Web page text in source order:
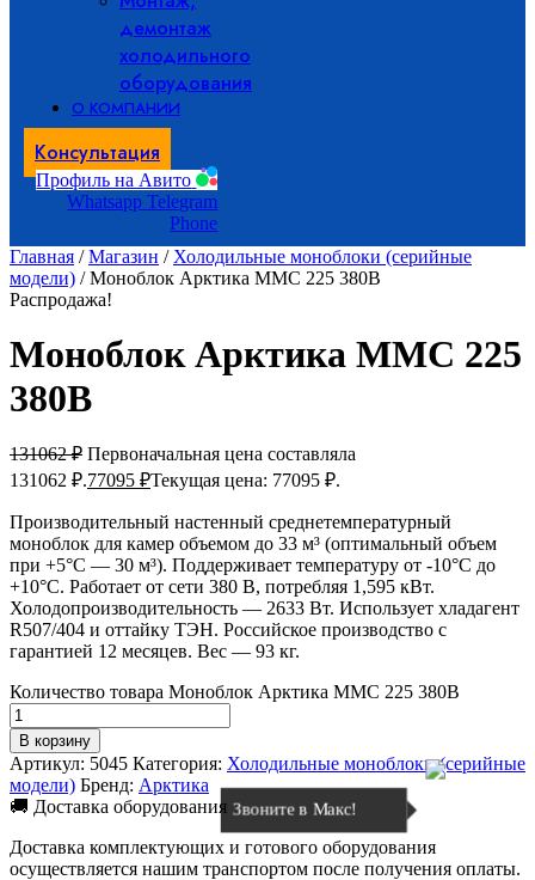
демонтаж
холодильного
оборудования
О КОМПАНИИ
Консультация
Профиль на Авито
Whatsapp Telegram
Phone
Главная /Магазин / Холодильные моноблоки (серийные
модели) / Моноблок Арктика ММС 225 380В
Распродажа!
Моноблок Арктика ММС 225
380В
131062₽ Первоначальная цена составляла
131062 ₽.77095 ₽Текущая цена: 77095 ₽.
Производительный настенный среднетемпературный
моноблок для камер объемом до 33 м³ (оптимальный объем
при +5°C — 30 м³). Поддерживает температуру от -10°C до
+10°C. Работает от сети 380 В, потребляя 1,595 кВт.
Холодопроизводительность — 2633 Вт. Использует хладагент
R507/404 и оттайку ТЭН. Российское производство с
гарантией 12 месяцев. Вес — 93 кг.
Количество товара Моноблок Арктика ММС 225 380В
В корзину
Артикул: 5045 Категория: Холодильные моноблоки (серийные
модели) Бренд: Арктика
🚚 Доставка оборудования
Доставка комплектующих и готового оборудования
осуществляется нашим транспортом после получения оплаты.
Звоните в Макс!